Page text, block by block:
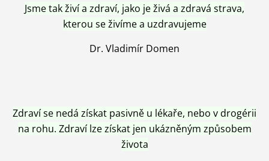
Jsme tak živí a zdraví, jako je živá a zdravá strava,
kterou se živíme a uzdravujeme
Dr. Vladimír Domen
Zdraví se nedá získat pasivně u lékaře, nebo v drogérii
na rohu. Zdraví lze získat jen ukázněným způsobem
života